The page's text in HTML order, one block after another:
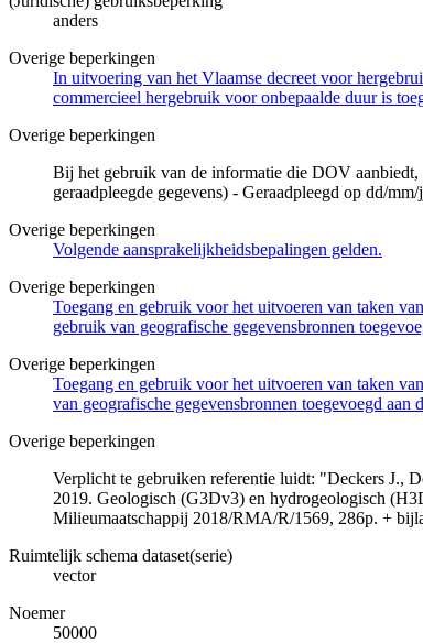
anders
Overige beperkingen
In uitvoering van het Vlaamse decreet voor
commercieel hergebruik voor onbepaalde duur is
Overige beperkingen
Bij het gebruik van de informatie die DOV aanbiedt,
geraadpleegde gegevens) - Geraadpleegd op dd/
Overige beperkingen
Volgende aansprakelijkheidsbepalingen gelden.
Overige beperkingen
Toegang en gebruik voor het uitvoeren van taken
gebruik van geografische gegevensbronnen
Overige beperkingen
Toegang en gebruik voor het uitvoeren van taken
van geografische gegevensbronnen toegevoegd
Overige beperkingen
Verplicht te gebruiken referentie luidt: "Deckers J.,
2019. Geologisch (G3Dv3) en hydrogeologisch
Milieumaatschappij 2018/RMA/R/1569, 286p. +
Ruimtelijk schema dataset(serie)
vector
Noemer
50000